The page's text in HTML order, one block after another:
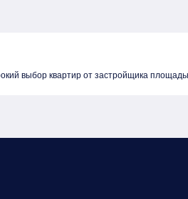
выбор квартир от застройщика
упустите шанс Купить квартиру в